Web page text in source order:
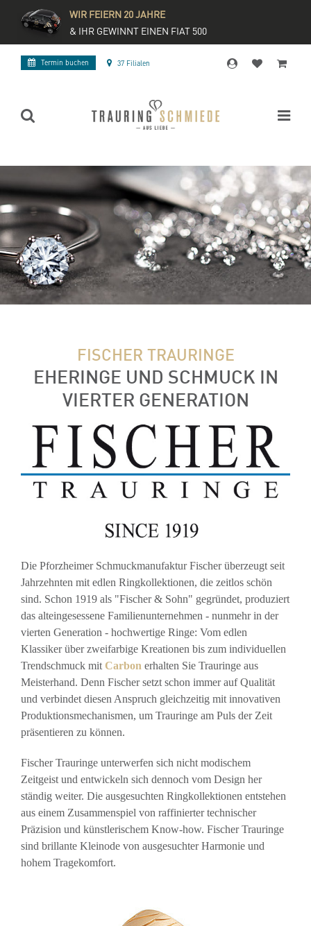
WIR FEIERN 20 JAHRE
& IHR GEWINNT EINEN FIAT 500
Termin buchen 37 Filialen
FISCHER TRAURINGE
EHERINGE UND SCHMUCK IN
VIERTER GENERATION
Die Pforzheimer Schmuckmanufaktur Fischer überzeugt seit
Jahrzehnten mit edlen Ringkollektionen, die zeitlos schön
sind. Schon 1919 als "Fischer & Sohn" gegründet, produziert
das alteingesessene Familienunternehmen - nunmehr in der
vierten Generation - hochwertige Ringe: Vom edlen
Klassiker über zweifarbige Kreationen bis zum individuellen
Trendschmuck mit Carbon erhalten Sie Trauringe aus
Meisterhand. Denn Fischer setzt schon immer auf Qualität
und verbindet diesen Anspruch gleichzeitig mit innovativen
Produktionsmechanismen, um Trauringe am Puls der Zeit
präsentieren zu können.
Fischer Trauringe unterwerfen sich nicht modischem
Zeitgeist und entwickeln sich dennoch vom Design her
ständig weiter. Die ausgesuchten Ringkollektionen entstehen
aus einem Zusammenspiel von raffinierter technischer
Präzision und künstlerischem Know-how. Fischer Trauringe
sind brillante Kleinode von ausgesuchter Harmonie und
hohem Tragekomfort.